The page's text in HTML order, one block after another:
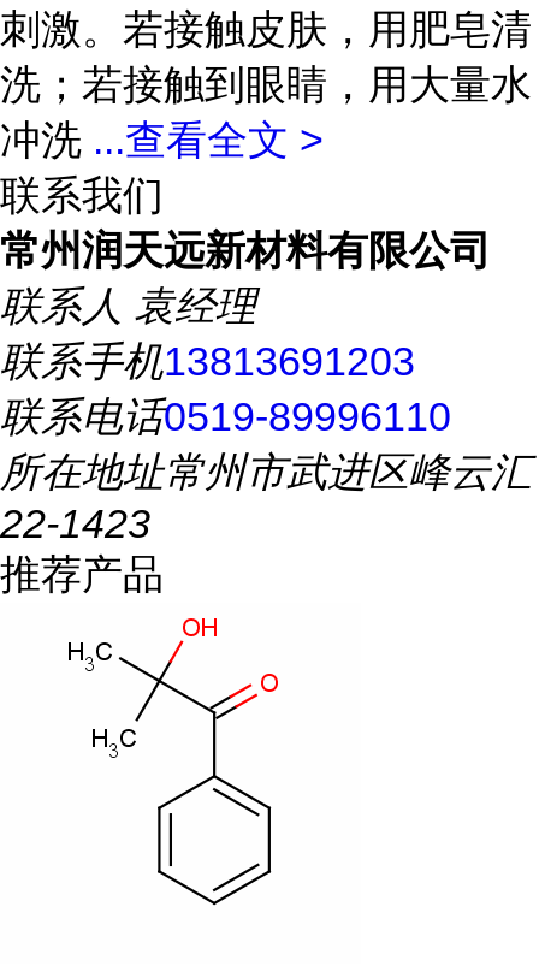
刺激。若接触皮肤，用肥皂清
洗；若接触到眼睛，用大量水
冲洗 ...查看全文 >
联系我们
常州润天远新材料有限公司
联系人 袁经理
联系手机13813691203
联系电话0519-89996110
所在地址常州市武进区峰云汇
22-1423
推荐产品